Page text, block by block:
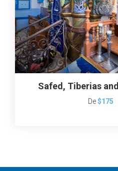
Safed, Tiberias
De$175